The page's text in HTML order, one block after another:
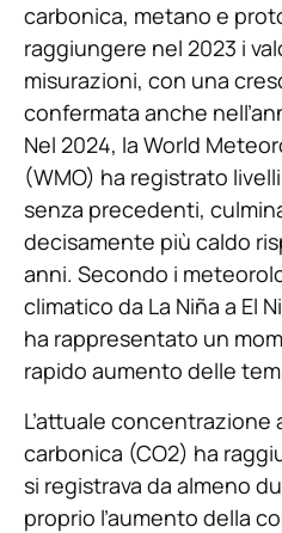
carbonica, metano e
raggiungere nel 2023 i
misurazioni, con una
confermata anche
Nel 2024, la World
(WMO) ha registrato
senza precedenti,
decisamente più caldo
anni. Secondo i
climatico da La Niña a El
ha rappresentato un
rapido aumento delle
L’attuale
carbonica (CO2) ha
si registrava da almeno
proprio l’aumento della